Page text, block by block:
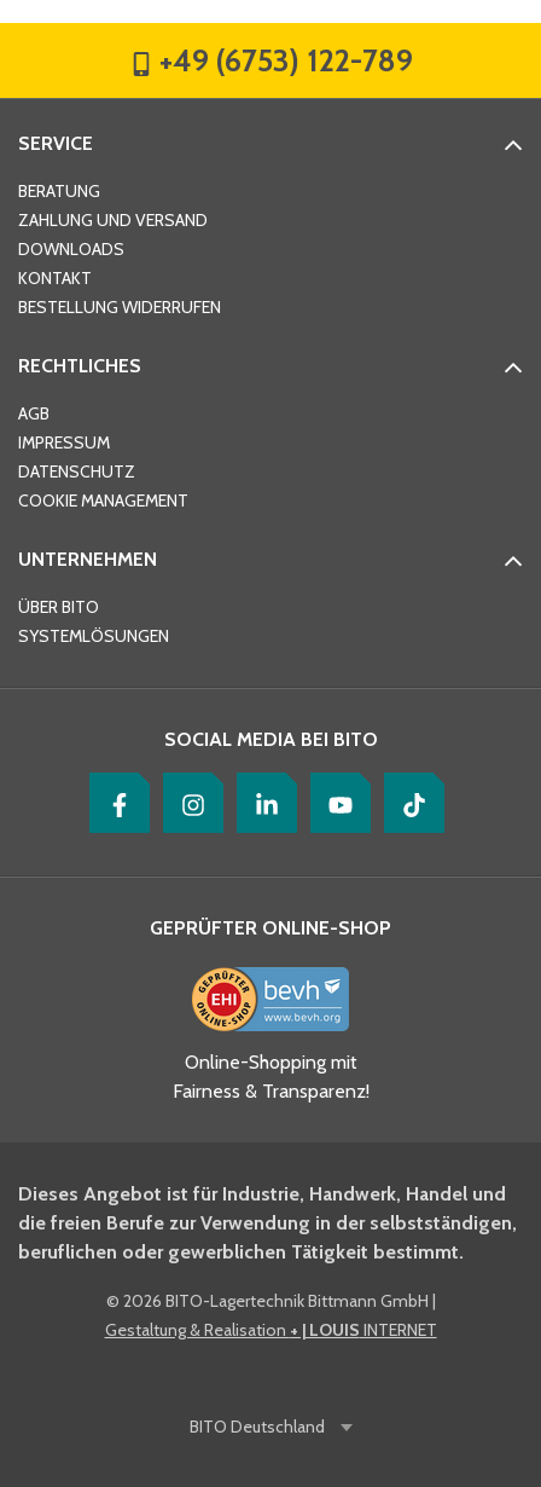
Hausnummer
Ort*
Telefon
Ja, ich habe die
Datenschutzhinweise gelesen
und akzeptiere diese.
BITO Newsletter Fachwissen
Intralogistiker anmelden.
Ja, ich möchte mich für den
BITO Shop-Newsletter
+49 (6753) 122-789
SERVICE
BERATUNG
ZAHLUNG UND VERSAND
DOWNLOADS
KONTAKT
BESTELLUNG WIDERRUFEN
RECHTLICHES
AGB
IMPRESSUM
DATENSCHUTZ
COOKIE MANAGEMENT
UNTERNEHMEN
ÜBER BITO
SYSTEMLÖSUNGEN
SOCIAL MEDIA BEI BITO
GEPRÜFTER ONLINE-SHOP
Online-Shopping mit
Fairness & Transparenz!
Dieses Angebot ist für Industrie, Handwerk, Handel und
die freien Berufe zur Verwendung in der selbstständigen,
beruflichen oder gewerblichen Tätigkeit bestimmt.
© 2026 BITO-Lagertechnik Bittmann GmbH |
Gestaltung & Realisation + | LOUIS INTERNET
BITO Deutschland